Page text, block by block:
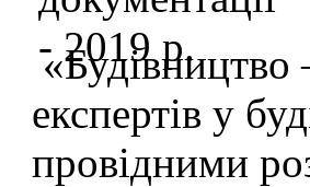
«Будівництво
експертів у
провідними